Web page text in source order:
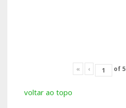
« ‹ of 5
voltar ao topo